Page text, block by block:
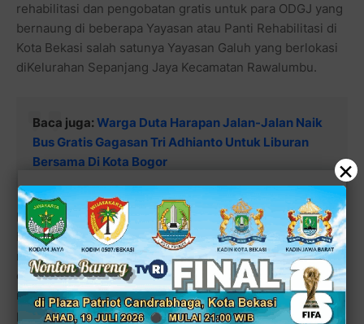
rehabilitasi dan pengobatan gratis untuk para ODGJ yang
bernaung di beberapa Yayasan atau Panti Rehabilitasi di
Kota Bekasi salah satunya Yayasan Galuh yang berlokasi
diKelurahan Sepanjang Jaya Kecamatan Rawalumbu.
Baca juga: Warga Duta Harapan Jalan-Jalan Naik
Bus Gratis Gagasan Tri Adhianto Untuk Liburan
Bersama Di Kota Bogor
Di hari Rabu (17/07), Pj. Wali Kota Bekasi Gani Muhamad
berkesempatan mengunjungi Yayasan Galuh untuk
menemui para ODGJ yang berjumlah sekitar 300 orang
dalam rangka memberikan bantuan sembako serta
menyaksikan pemeriksaan berkala dari Tenaga Medis
professional serta pemberian obat gratis sebagai salah
×